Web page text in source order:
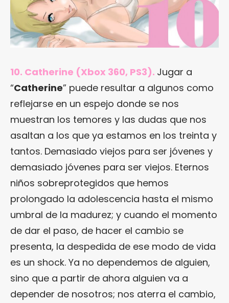
10. Catherine (Xbox 360, PS3). Jugar a
“Catherine” puede resultar a algunos como
reflejarse en un espejo donde se nos
muestran los temores y las dudas que nos
asaltan a los que ya estamos en los treinta y
tantos. Demasiado viejos para ser jóvenes y
demasiado jóvenes para ser viejos. Eternos
niños sobreprotegidos que hemos
prolongado la adolescencia hasta el mismo
umbral de la madurez; y cuando el momento
de dar el paso, de hacer el cambio se
presenta, la despedida de ese modo de vida
es un shock. Ya no dependemos de alguien,
sino que a partir de ahora alguien va a
depender de nosotros; nos aterra el cambio,